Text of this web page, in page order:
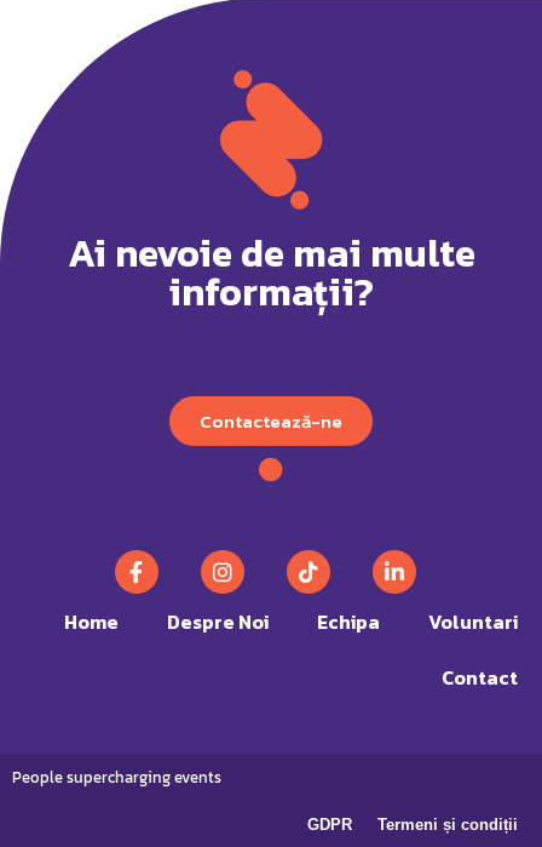
Ai nevoie de mai multe
informații?
Contactează-ne
Home Despre Noi Echipa
Voluntari
Contact
People supercharging events
GDPR Termeni și condiții